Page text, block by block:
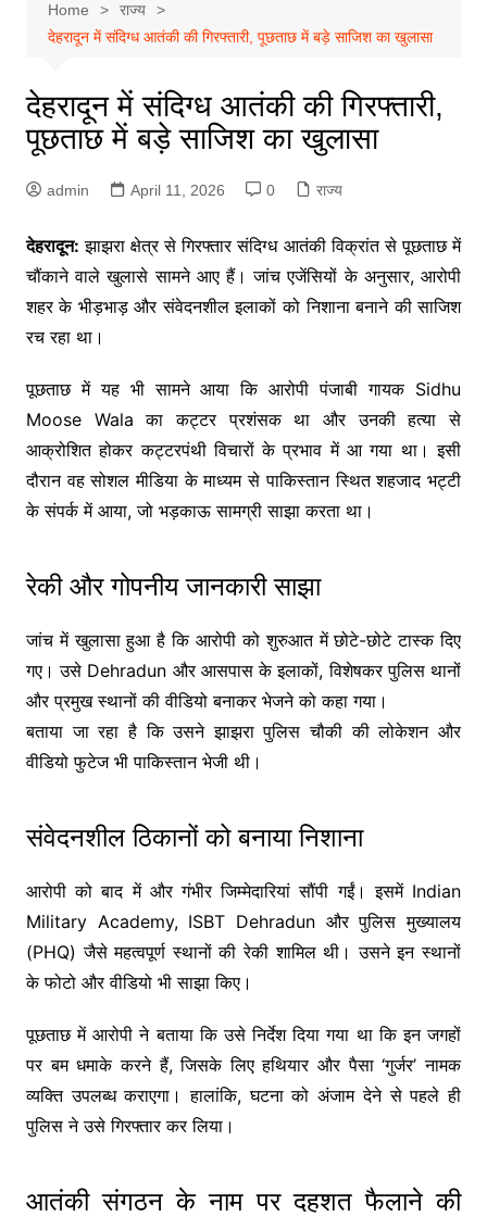
Home
राज्य
देहरादून में संदिग्ध आतंकी की गिरफ्तारी, पूछताछ में बड़े साजिश का खुलासा
देहरादून में संदिग्ध आतंकी की गिरफ्तारी,
पूछताछ में बड़े साजिश का खुलासा
admin April 11, 2026 0 राज्य
देहरादून: झाझरा क्षेत्र से गिरफ्तार संदिग्ध आतंकी विक्रांत से पूछताछ में
चौंकाने वाले खुलासे सामने आए हैं। जांच एजेंसियों के अनुसार, आरोपी
शहर के भीड़भाड़ और संवेदनशील इलाकों को निशाना बनाने की साजिश
रच रहा था।
पूछताछ में यह भी सामने आया कि आरोपी पंजाबी गायक Sidhu
Moose Wala का कट्टर प्रशंसक था और उनकी हत्या से
आक्रोशित होकर कट्टरपंथी विचारों के प्रभाव में आ गया था। इसी
दौरान वह सोशल मीडिया के माध्यम से पाकिस्तान स्थित शहजाद भट्टी
के संपर्क में आया, जो भड़काऊ सामग्री साझा करता था।
रेकी और गोपनीय जानकारी साझा
जांच में खुलासा हुआ है कि आरोपी को शुरुआत में छोटे-छोटे टास्क दिए
गए। उसे Dehradun और आसपास के इलाकों, विशेषकर पुलिस थानों
और प्रमुख स्थानों की वीडियो बनाकर भेजने को कहा गया।
बताया जा रहा है कि उसने झाझरा पुलिस चौकी की लोकेशन और
वीडियो फुटेज भी पाकिस्तान भेजी थी।
संवेदनशील ठिकानों को बनाया निशाना
आरोपी को बाद में और गंभीर जिम्मेदारियां सौंपी गईं। इसमें Indian
Military Academy, ISBT Dehradun और पुलिस मुख्यालय
(PHQ) जैसे महत्वपूर्ण स्थानों की रेकी शामिल थी। उसने इन स्थानों
के फोटो और वीडियो भी साझा किए।
पूछताछ में आरोपी ने बताया कि उसे निर्देश दिया गया था कि इन जगहों
पर बम धमाके करने हैं, जिसके लिए हथियार और पैसा ‘गुर्जर’ नामक
व्यक्ति उपलब्ध कराएगा। हालांकि, घटना को अंजाम देने से पहले ही
पुलिस ने उसे गिरफ्तार कर लिया।
आतंकी संगठन के नाम पर दहशत फैलाने की